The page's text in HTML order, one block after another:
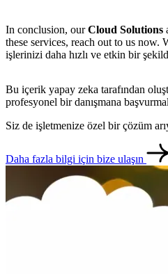
In conclusion, ourCloud Solutions
these services, reach out to us
işlerinizi daha hızlı ve etkin bir
Bu içerik yapay zeka tarafından
profesyonel bir danışmana
Siz de işletmenize özel bir çözüm
Daha fazla bilgi için bize ulaşın